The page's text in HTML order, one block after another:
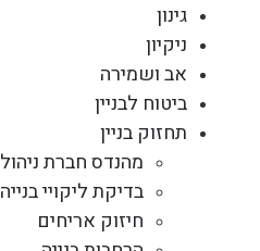
גינון
ניקיון
אב ושמירה
ביטוח לבניין
תחזוק בניין
מהנדס חברת ניהול
בדיקת ליקויי בנייה
חיזוק אריחים